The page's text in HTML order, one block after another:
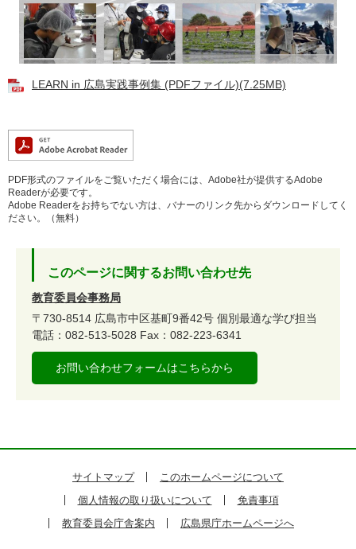
LEARN in 広島実践事例集 (PDFファイル)(7.25MB)
PDF形式のファイルをご覧いただく場合には、Adobe社が提供するAdobe
Readerが必要です。
Adobe Readerをお持ちでない方は、バナーのリンク先からダウンロードしてく
ださい。（無料）
このページに関するお問い合わせ先
教育委員会事務局
〒730-8514 広島市中区基町9番42号 個別最適な学び担当
電話：082-513-5028 Fax：082-223-6341
お問い合わせフォームはこちらから
サイトマップ
このホームページについて
個人情報の取り扱いについて
免責事項
教育委員会庁舎案内
広島県庁ホームページへ